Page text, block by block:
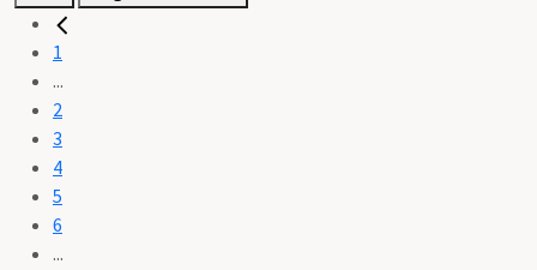
1
...
2
3
4
5
6
...